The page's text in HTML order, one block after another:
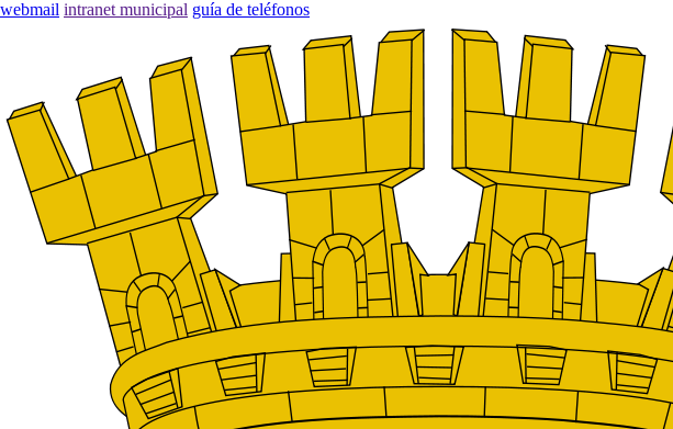
webmail intranet municipal guía de teléfonos